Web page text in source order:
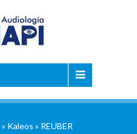
» Kaleos » REUBER